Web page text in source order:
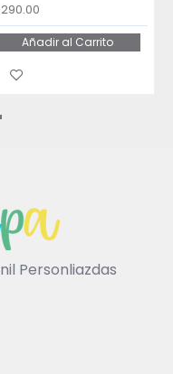
Añadir al Carrito
Personliazdas